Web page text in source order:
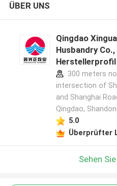
ÜBER UNS
Qingdao
Husbandry Co., Ltd
Herstellerprofil
300 meters
intersection of
and Shanghai
Qingdao,
5.0
Überprüfter
Sehen